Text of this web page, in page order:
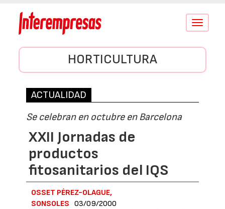
Conmutar
HORTICULTURA
ACTUALIDAD
Se celebran en octubre en Barcelona
XXII Jornadas de
productos
fitosanitarios del IQS
OSSET PÉREZ-OLAGUE,
SONSOLES
03/09/2000